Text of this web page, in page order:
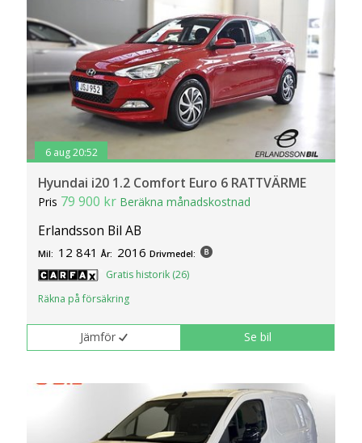
6 aug 20:52
Hyundai i20 1.2 Comfort Euro 6 RATTVÄRME
Pris 79 900 kr Beräkna månadskostnad
Erlandsson Bil AB
Mil: 12 841 År: 2016 Drivmedel:
Gratis historik (26)
Räkna på försäkring
Jämför Se bil